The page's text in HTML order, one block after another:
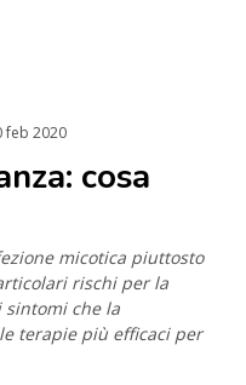
feb 2020
cosa
micotica piuttosto
rischi per la
sintomi che la
terapie più efficaci per